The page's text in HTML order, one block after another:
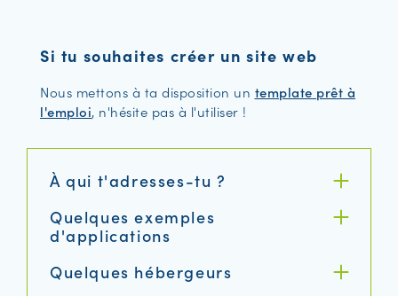
Si tu souhaites créer un site web
Nous mettons à ta disposition un template prêt à
l'emploi, n'hésite pas à l'utiliser !
À qui t'adresses-tu ?
Quelques exemples
d'applications
Quelques hébergeurs